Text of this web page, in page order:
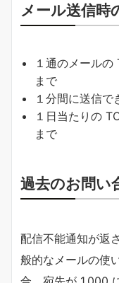
メール送信時
１通のメール
まで
１分間に送信
１日当たりの
まで
過去のお問い
配信不能通知が返
般的なメールの使